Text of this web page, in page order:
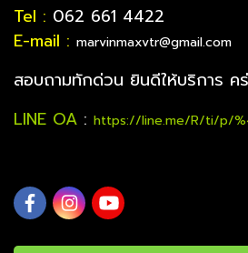
Tel : 062 661 4422
E-mail : marvinmaxvtr@gmail.com
สอบถามทักด่วน ยินดีให้บริการ ค
LINE OA : https://line.me/R/ti/p/